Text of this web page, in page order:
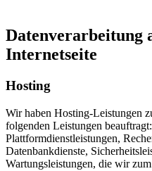
Datenverarbeitung
Internetseite
Hosting
Wir haben Hosting-Leistungen
folgenden Leistungen
Plattformdienstleistungen,
Datenbankdienste,
Wartungsleistungen, die wir